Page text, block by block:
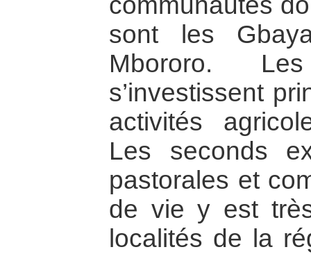
sont les
Mbororo.
s’investissent
activités
Les seconds
pastorales et
de vie y est
localités de la